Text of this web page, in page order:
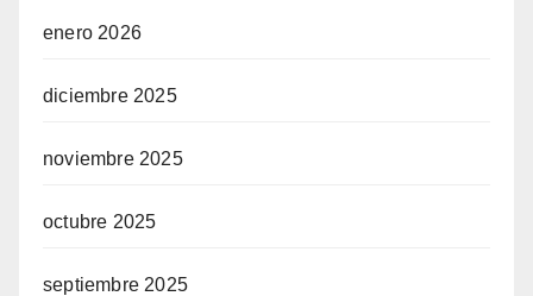
enero 2026
diciembre 2025
noviembre 2025
octubre 2025
septiembre 2025